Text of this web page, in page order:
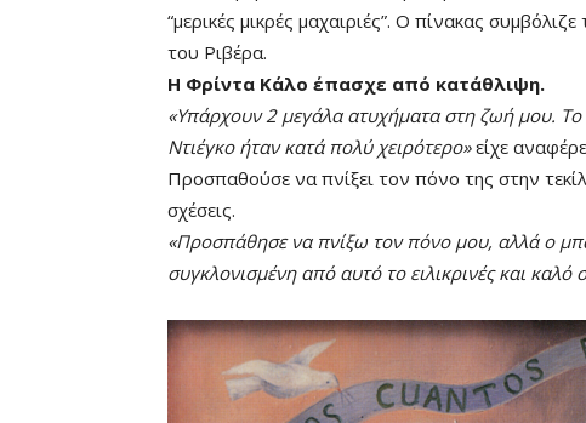
“μερικές μικρές μαχαιριές”. Ο πίνακας
του Ριβέρα.
Η Φρίντα Κάλο έπασχε από κατάθλιψη.
«Υπάρχουν 2 μεγάλα ατυχήματα στη ζωή μου. Το
Ντιέγκο ήταν κατά πολύ χειρότερο»είχε
Προσπαθούσε να πνίξει τον πόνο της στην
σχέσεις.
«Προσπάθησε να πνίξω τον πόνο μου, αλλά ο
συγκλονισμένη από αυτό το ειλικρινές και καλό